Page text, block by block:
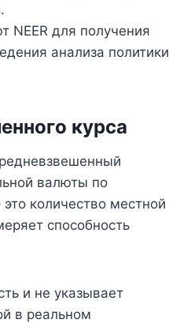
NEER для получения
анализа политики
курса
валюты по
количество местной
способность
и не указывает
в реальном